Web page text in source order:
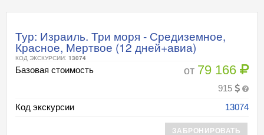
Тур: Израиль. Три моря - Средиземное,
Красное, Мертвое (12 дней+авиа)
КОД ЭКСКУРСИИ: 13074
Базовая стоимость от 79 166
915
Код экскурсии
13074
ЗАБРОНИРОВАТЬ